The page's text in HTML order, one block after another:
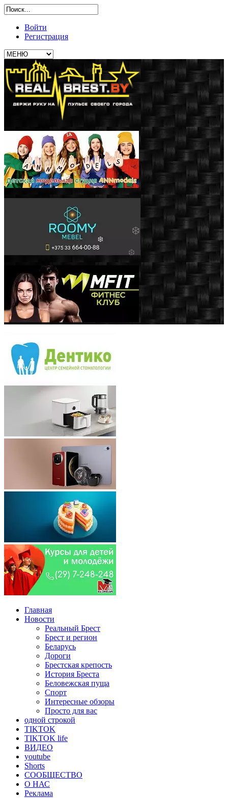
Войти
Регистрация
Главная
Новости
Реальный Брест
Брест и регион
Беларусь
Дороги
Брестская крепость
История Бреста
Беловежская пуща
Спорт
Интересные обзоры
Просто для вас
одной строкой
TIKTOK
TIKTOK life
ВИДЕО
youtube
Shorts
СООБЩЕСТВО
О НАС
Реклама